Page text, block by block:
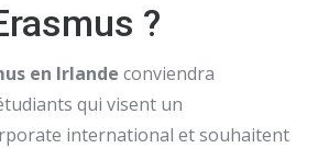
?
en Irlande conviendra
qui visent un
international et souhaitent